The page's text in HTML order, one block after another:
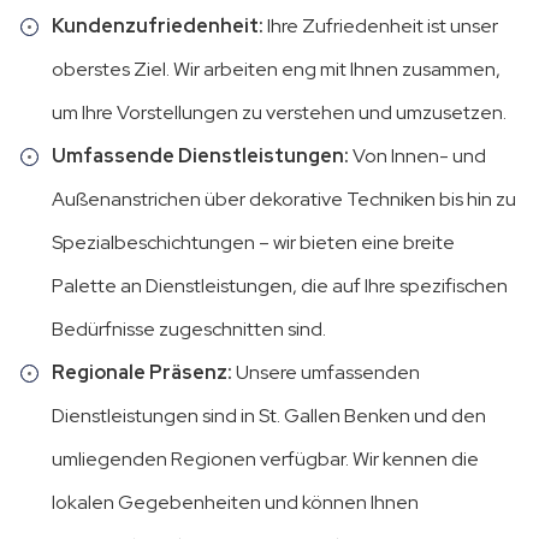
Kundenzufriedenheit:Ihre Zufriedenheit ist unser
oberstes Ziel. Wir arbeiten eng mit Ihnen zusammen,
um Ihre Vorstellungen zu verstehen und umzusetzen.
Umfassende Dienstleistungen:Von Innen- und
Außenanstrichen über dekorative Techniken bis hin zu
Spezialbeschichtungen – wir bieten eine breite
Palette an Dienstleistungen, die auf Ihre spezifischen
Bedürfnisse zugeschnitten sind.
Regionale Präsenz:Unsere umfassenden
Dienstleistungen sind in St. Gallen Benken und den
umliegenden Regionen verfügbar. Wir kennen die
lokalen Gegebenheiten und können Ihnen